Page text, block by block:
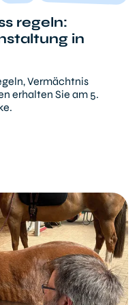
regeln:
in
Vermächtnis
erhalten Sie am 5.